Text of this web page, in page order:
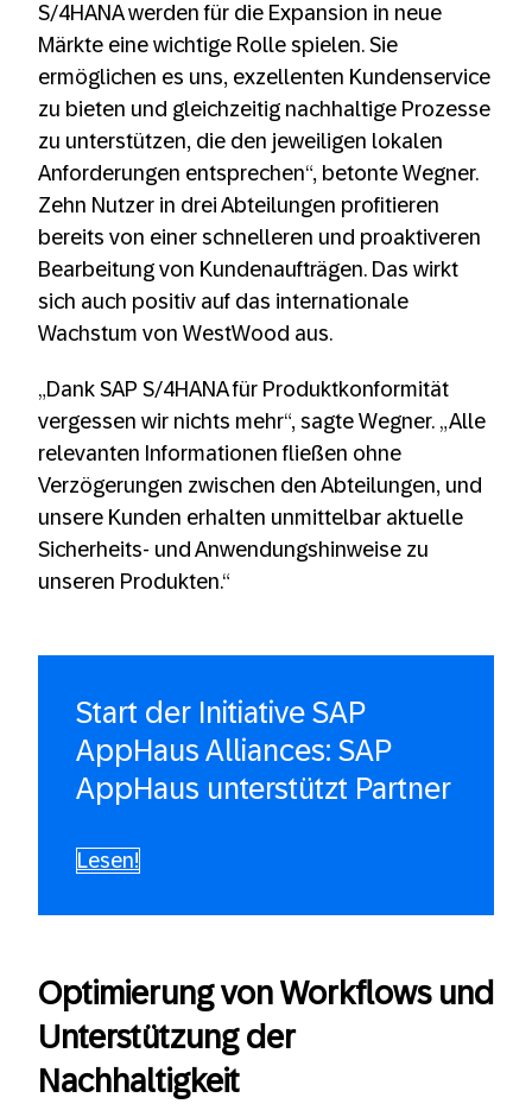
S/4HANA werden für die Expansion in neue
Märkte eine wichtige Rolle spielen. Sie
ermöglichen es uns, exzellenten Kundenservice
zu bieten und gleichzeitig nachhaltige Prozesse
zu unterstützen, die den jeweiligen lokalen
Anforderungen entsprechen“, betonte Wegner.
Zehn Nutzer in drei Abteilungen profitieren
bereits von einer schnelleren und proaktiveren
Bearbeitung von Kundenaufträgen. Das wirkt
sich auch positiv auf das internationale
Wachstum von WestWood aus.
„Dank SAP S/4HANA für Produktkonformität
vergessen wir nichts mehr“, sagte Wegner. „Alle
relevanten Informationen fließen ohne
Verzögerungen zwischen den Abteilungen, und
unsere Kunden erhalten unmittelbar aktuelle
Sicherheits- und Anwendungshinweise zu
unseren Produkten.“
Start der Initiative SAP
AppHaus Alliances: SAP
AppHaus unterstützt Partner
Lesen!
Optimierung von Workflows und
Unterstützung der
Nachhaltigkeit